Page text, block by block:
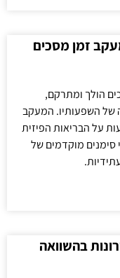
זמן מסכים
הולך ומתרקם,
של השפעותיו. המעקב
על הבריאות הפיזית
סימנים מוקדמים של
בהשוואה